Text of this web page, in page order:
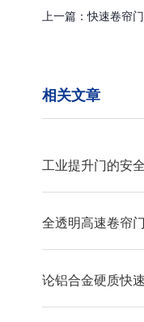
上一篇：快速卷帘
相关文章
工业提升门的安
全透明高速卷帘
论铝合金硬质快